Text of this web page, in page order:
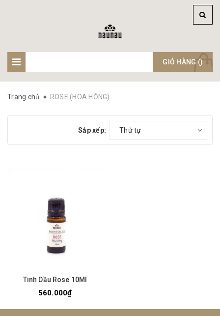
GIỎ HÀNG ()
Trang chủ ROSE (HOA HỒNG)
Sắp xếp: Thứ tự
Tinh Dầu Rose 10Ml
560.000₫